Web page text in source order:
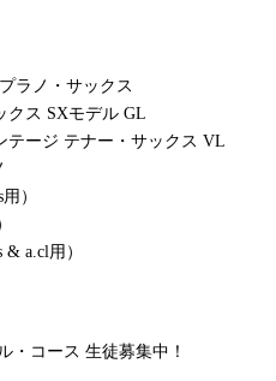
ラノ・サックス
クス SXモデル GL
テージ テナー・サックス VL
）
a.cl用）
・コース 生徒募集中！